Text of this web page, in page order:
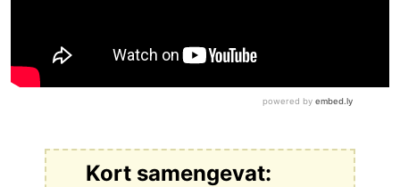
Kort samengevat: